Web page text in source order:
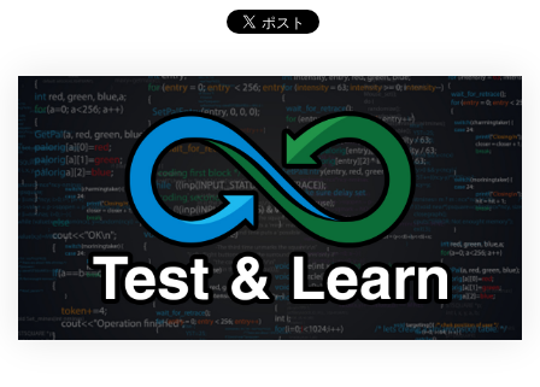
特長
ショッピングモール型 EC
マルチテナント、マルチブランドなど
通販受注対応
ECと通販の連動を可能に
EC運用支援
継続的に結果を出し続けるECサイトへ